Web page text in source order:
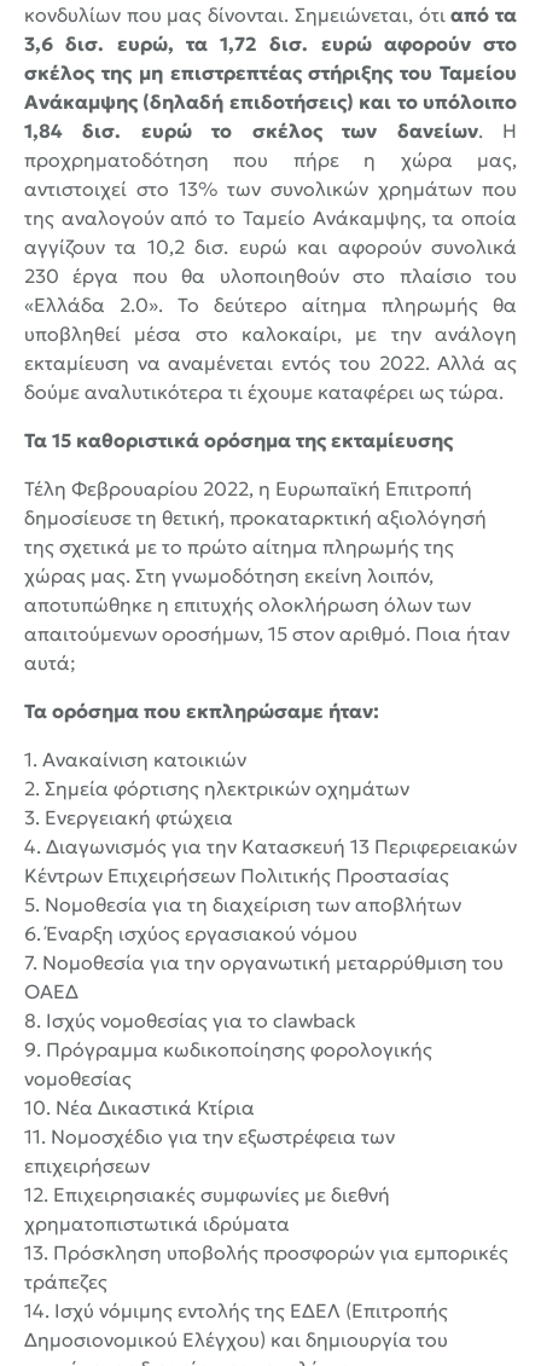
κονδυλίων που μας δίνονται. Σημειώνεται, ότιαπό τα
3,6 δισ. ευρώ, τα 1,72 δισ. ευρώ αφορούν στο
σκέλος της μη επιστρεπτέας στήριξης του Ταμείου
Ανάκαμψης (δηλαδή επιδοτήσεις) και το υπόλοιπο
1,84 δισ. ευρώ το σκέλος των δανείων. Η
προχρηματοδότηση που πήρε η χώρα μας,
αντιστοιχεί στο 13% των συνολικών χρημάτων που
της αναλογούν από το Ταμείο Ανάκαμψης, τα οποία
αγγίζουν τα 10,2 δισ. ευρώ και αφορούν συνολικά
230 έργα που θα υλοποιηθούν στο πλαίσιο του
«Ελλάδα 2.0». Το δεύτερο αίτημα πληρωμής θα
υποβληθεί μέσα στο καλοκαίρι, με την ανάλογη
εκταμίευση να αναμένεται εντός του 2022. Αλλά ας
δούμε αναλυτικότερα τι έχουμε καταφέρει ως τώρα.
Τα 15 καθοριστικά ορόσημα της εκταμίευσης
Τέλη Φεβρουαρίου 2022, η Ευρωπαϊκή Επιτροπή
δημοσίευσε τη θετική, προκαταρκτική αξιολόγησή
της σχετικά με το πρώτο αίτημα πληρωμής της
χώρας μας. Στη γνωμοδότηση εκείνη λοιπόν,
αποτυπώθηκε η επιτυχής ολοκλήρωση όλων των
απαιτούμενων οροσήμων, 15 στον αριθμό. Ποια ήταν
αυτά;
Τα ορόσημα που εκπληρώσαμε ήταν:
1. Ανακαίνιση κατοικιών
2. Σημεία φόρτισης ηλεκτρικών οχημάτων
3. Ενεργειακή φτώχεια
4. Διαγωνισμός για την Κατασκευή 13 Περιφερειακών
Κέντρων Επιχειρήσεων Πολιτικής Προστασίας
5. Νομοθεσία για τη διαχείριση των αποβλήτων
6. Έναρξη ισχύος εργασιακού νόμου
7. Νομοθεσία για την οργανωτική μεταρρύθμιση του
ΟΑΕΔ
8. Ισχύς νομοθεσίας για το clawback
9. Πρόγραμμα κωδικοποίησης φορολογικής
νομοθεσίας
10. Νέα Δικαστικά Κτίρια
11. Νομοσχέδιο για την εξωστρέφεια των
επιχειρήσεων
12. Επιχειρησιακές συμφωνίες με διεθνή
χρηματοπιστωτικά ιδρύματα
13. Πρόσκληση υποβολής προσφορών για εμπορικές
τράπεζες
14. Ισχύ νόμιμης εντολής της ΕΔΕΛ (Επιτροπής
Δημοσιονομικού Ελέγχου) και δημιουργία του